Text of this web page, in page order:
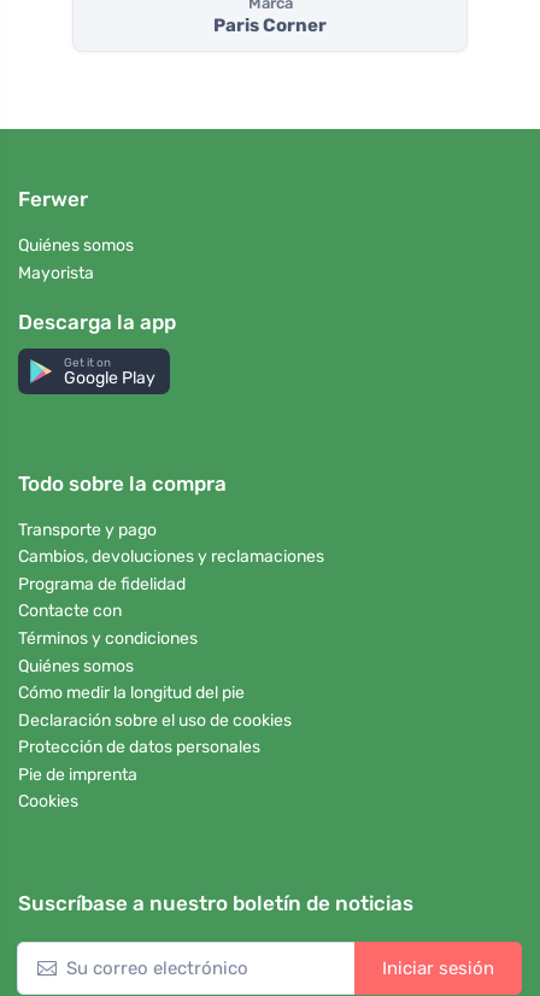
Paris Corner
Ferwer
Quiénes somos
Mayorista
Descarga la app
Get it on
Google Play
Todo sobre la compra
Transporte y pago
Cambios, devoluciones y reclamaciones
Programa de fidelidad
Contacte con
Términos y condiciones
Quiénes somos
Cómo medir la longitud del pie
Declaración sobre el uso de cookies
Protección de datos personales
Pie de imprenta
Cookies
Suscríbase a nuestro boletín de noticias
Iniciar sesión